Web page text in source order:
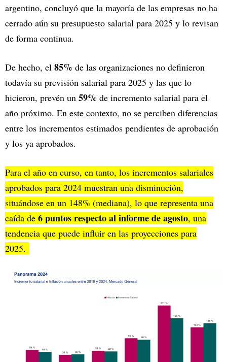
argentino, concluyó que la mayoría de las empresas no ha
cerrado aún su presupuesto salarial para 2025 y lo revisan
de forma continua.
De hecho, el 85% de las organizaciones no definieron
todavía su previsión salarial para 2025 y las que lo
hicieron, prevén un 59% de incremento salarial para el
año próximo. En este contexto, no se perciben diferencias
entre los incrementos estimados pendientes de aprobación
y los ya aprobados.
Para el año en curso, en tanto, los incrementos salariales
aprobados para 2024 muestran una disminución,
situándose en un 148% (mediana), lo que representa una
caída de 6 puntos respecto al informe de agosto, una
tendencia que puede influir en las proyecciones para
2025.